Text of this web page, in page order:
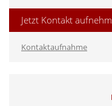
Jetzt Kontakt
Kontaktaufnahme